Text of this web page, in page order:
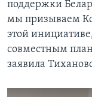
поддержки
мы призываем
этой
совместным
заявила